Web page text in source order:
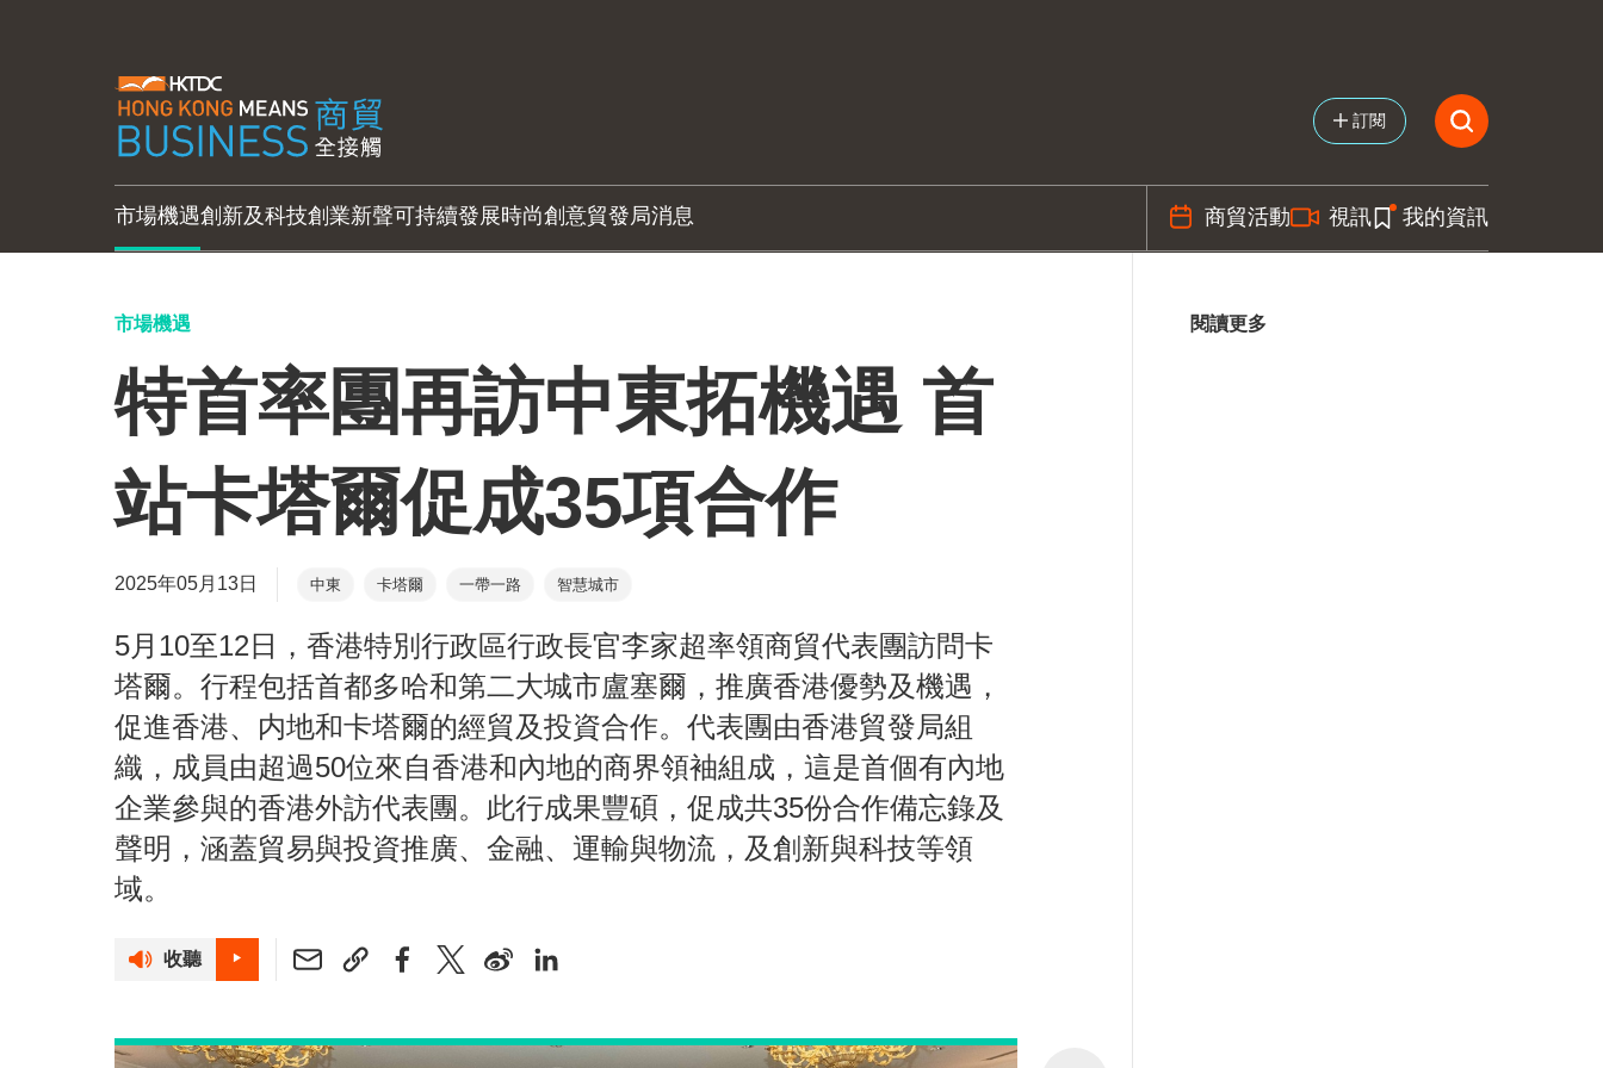
訂閱
市場機遇創新及科技創業新聲可持續發展時尚創意貿發局消息 商貿活動 視訊 我的資訊
市場機遇
特首率團再訪中東拓機遇 首
站卡塔爾促成35項合作
2025年05月13日 中東 卡塔爾 一帶一路 智慧城市
5月10至12日，香港特別行政區行政長官李家超率領商貿代表團訪問卡
塔爾。行程包括首都多哈和第二大城市盧塞爾，推廣香港優勢及機遇，
促進香港、内地和卡塔爾的經貿及投資合作。代表團由香港貿發局組
織，成員由超過50位來自香港和內地的商界領袖組成，這是首個有內地
企業參與的香港外訪代表團。此行成果豐碩，促成共35份合作備忘錄及
聲明，涵蓋貿易與投資推廣、金融、運輸與物流，及創新與科技等領
域。
收聽
閱讀更多